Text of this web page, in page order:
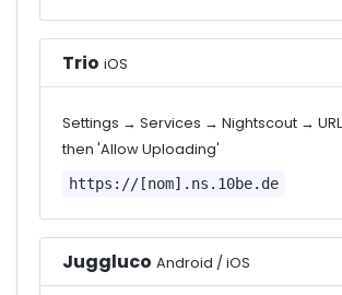
Trio iOS
Settings → Services → Nightscout →
then 'Allow Uploading'
https://[nom].ns.10be.de
Juggluco Android / iOS